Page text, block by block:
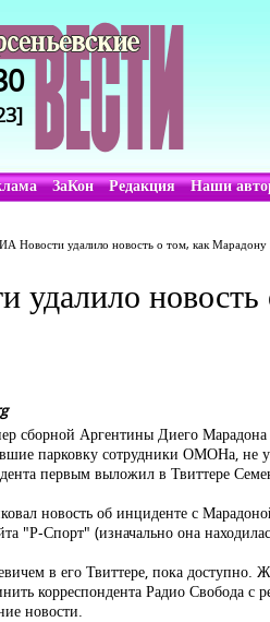
ЗаКон Редакция Наши
Новости удалило новость о том, как
сборной Аргентины Диего
парковку сотрудники ОМОНа, не
первым выложил в Твиттере
новость об инциденте с
"Р-Спорт" (изначально она
в его Твиттере, пока
корреспондента Радио Свобода
новости.